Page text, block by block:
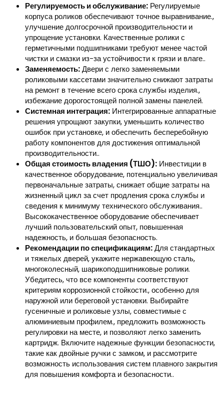
Регулируемость и обслуживание: Регулируемые
корпуса роликов обеспечивают точное выравнивание.,
улучшение долгосрочной производительности и
упрощение установки. Качественные ролики с
герметичными подшипниками требуют менее частой
чистки и смазки из-за устойчивости к грязи и влаге..
Заменяемость:Двери с легко заменяемыми
роликовыми кассетами значительно снижают затраты
на ремонт в течение всего срока службы изделия.,
избежание дорогостоящей полной замены панелей.
Системная интеграция: Интегрированные аппаратные
решения упрощают закупки, уменьшить количество
ошибок при установке, и обеспечить бесперебойную
работу компонентов для достижения оптимальной
производительности..
Общая стоимость владения (ТШО): Инвестиции в
качественное оборудование, потенциально увеличивая
первоначальные затраты, снижает общие затраты на
жизненный цикл за счет продления срока службы и
сведения к минимуму технического обслуживания..
Высококачественное оборудование обеспечивает
лучший пользовательский опыт, повышенная
надежность, и большая безопасность.
Рекомендации по спецификациям:Для стандартных
и тяжелых дверей, укажите нержавеющую сталь,
многоколесный, шарикоподшипниковые ролики.
Убедитесь, что все компоненты соответствуют
критериям коррозионной стойкости., особенно для
наружной или береговой установки. Выбирайте
гусеничные и роликовые узлы, совместимые с
алюминиевым профилем., предложить возможность
регулировки на месте, и позволяют легко заменить
картридж. Включите надежные функции безопасности,
такие как двойные ручки с замком, и рассмотрите
возможность использования систем плавного закрытия
для повышения комфорта и безопасности..